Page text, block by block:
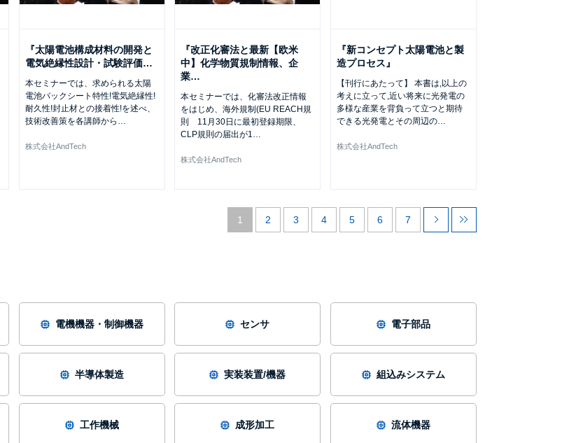
『太陽電池構成材料の開発と
電気絶縁性設計・試験評価…
本セミナーでは、求められる太陽
電池バックシート特性!電気絶縁性!
耐久性!封止材との接着性!を述べ、
技術改善策を各講師から …
株式会社AndTech
『改正化審法と最新【欧米
中】化学物質規制情報、企
業…
本セミナーでは、化審法改正情報
をはじめ、海外規制(EU REACH規
則 11月30日に最初登録期限、
CLP規則の届出が1…
株式会社AndTech
『新コンセプト太陽電池と製
造プロセス』
【刊行にあたって】 本書は,以上の
考えに立って,近い将来に光発電の
多様な産業を背負って立つと期待
できる光発電とその周辺の…
株式会社AndTech
1 2 3 4 5 6 7
電機機器・制御機器 センサ 電子部品
半導体製造 実装装置/機器 組込みシステム
工作機械 成形加工 流体機器